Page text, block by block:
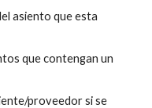
asiento que esta
que contengan un
proveedor si se